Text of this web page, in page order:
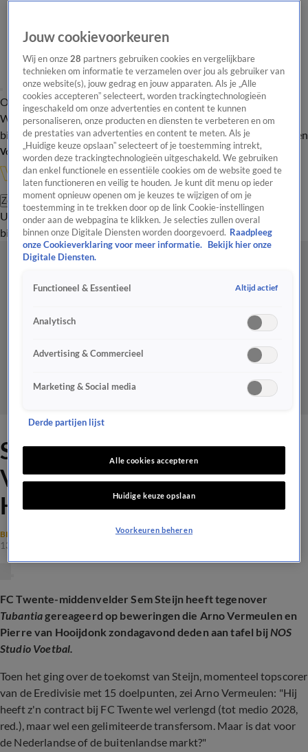
Overzicht Onze programma's Uitzendingen Onze gezichten
In de
WandelgangenInterviewsUitzending
bijwonenPodcastShopVeelgestelde vragenKijkersvraag insturen
Volg Vandaag Inside
Zoeken
UitzendingenVandaag InsideDe OranjezomerShopUitzending
bijwonen
Sem Steijn reageert op Arno
Vermeulen en Pierre van
Hooijdonk: 'Onzin!'
BINNENLANDS VOETBAL
13 jan 2025, 13:30
FC Twente-middenvelder Sem Steijn heeft tegenover
Tubantiagereageerd op beweringen die Arno Vermeulen en
Pierre van Hooijdonk zondagavond deden aan tafel bijNOS
Studio Voetbal.
Toen het ging over de toekomst van Steijn, momenteel topscorer
van de Eredivisie met 15 doelpunten, zei Arno Vermeulen: "Hij
heeft z'n contract bij FC Twente wel verlengd (tot medio 2028,
red.), maar wel een gelimiteerde transfersom. Maar is dat voor
de Nederlandse of de buitenlandse markt?"
Jouw cookievoorkeuren
Wij en onze28 partners gebruiken cookies en vergelijkbare
technieken om informatie te verzamelen over jou als gebruiker van
onze website(s), jouw gedrag en jouw apparaten. Als je „Alle
cookies accepteren” selecteert, worden trackingtechnologieën
ingeschakeld om onze advertenties en content te kunnen
personaliseren, onze producten en diensten te verbeteren en om
de prestaties van advertenties en content te meten. Als je
„Huidige keuze opslaan” selecteert of je toestemming intrekt,
worden deze trackingtechnologieën uitgeschakeld. We gebruiken
dan enkel functionele en essentiële cookies om de website goed te
laten functioneren en veilig te houden. Je kunt dit menu op ieder
moment opnieuw openen om je keuzes te wijzigen of om je
toestemming in te trekken door op de link Cookie-instellingen
onder aan de webpagina te klikken. Je selecties zullen overal
binnen onze Digitale Diensten worden doorgevoerd. Raadpleeg
onze Cookieverklaring voor meer informatie.
Bekijk hier onze
Digitale Diensten.
Functioneel & Essentieel Altijd actief
Analytisch
Advertising & Commercieel
Marketing & Social media
Derde partijen lijst
Alle cookies accepteren
Huidige keuze opslaan
Voorkeuren beheren